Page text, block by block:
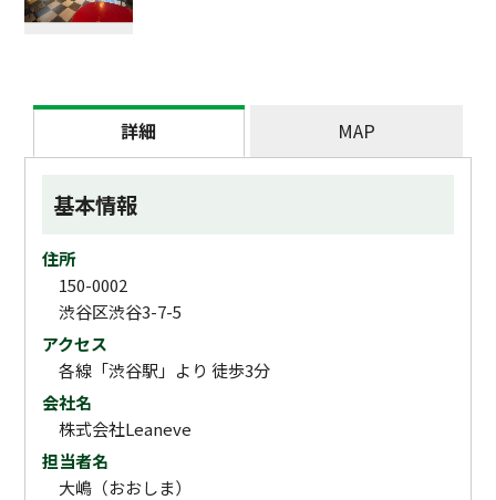
詳細 MAP
基本情報
住所
150-0002
渋谷区渋谷3-7-5
アクセス
各線「渋谷駅」より 徒歩3分
会社名
株式会社Leaneve
担当者名
大嶋（おおしま）